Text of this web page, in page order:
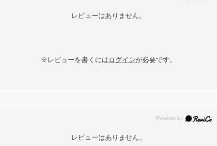
レビューはありません。
※レビューを書くにはログインが必要です。
レビューはありません。